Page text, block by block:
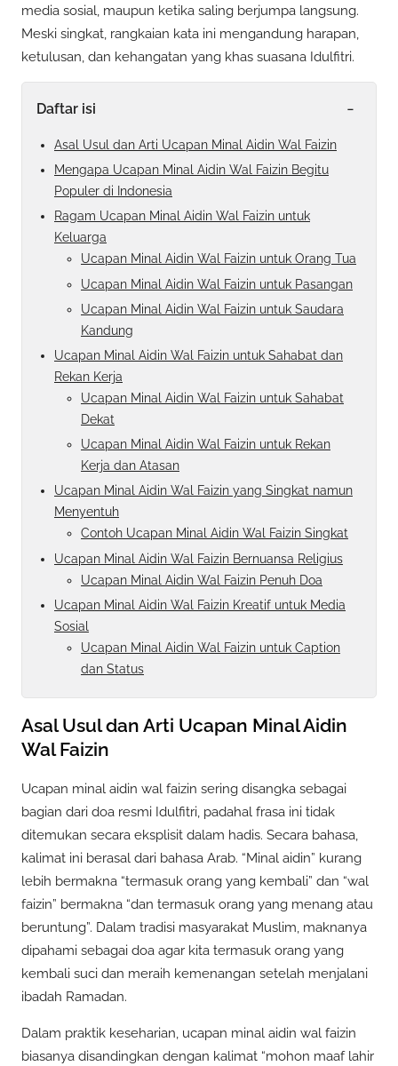
media sosial, maupun ketika saling berjumpa langsung.
Meski singkat, rangkaian kata ini mengandung harapan,
ketulusan, dan kehangatan yang khas suasana Idulfitri.
Daftar isi -
Asal Usul dan Arti Ucapan Minal Aidin Wal Faizin
Mengapa Ucapan Minal Aidin Wal Faizin Begitu
Populer di Indonesia
Ragam Ucapan Minal Aidin Wal Faizin untuk
Keluarga
Ucapan Minal Aidin Wal Faizin untuk Orang Tua
Ucapan Minal Aidin Wal Faizin untuk Pasangan
Ucapan Minal Aidin Wal Faizin untuk Saudara
Kandung
Ucapan Minal Aidin Wal Faizin untuk Sahabat dan
Rekan Kerja
Ucapan Minal Aidin Wal Faizin untuk Sahabat
Dekat
Ucapan Minal Aidin Wal Faizin untuk Rekan
Kerja dan Atasan
Ucapan Minal Aidin Wal Faizin yang Singkat namun
Menyentuh
Contoh Ucapan Minal Aidin Wal Faizin Singkat
Ucapan Minal Aidin Wal Faizin Bernuansa Religius
Ucapan Minal Aidin Wal Faizin Penuh Doa
Ucapan Minal Aidin Wal Faizin Kreatif untuk Media
Sosial
Ucapan Minal Aidin Wal Faizin untuk Caption
dan Status
Asal Usul dan Arti Ucapan Minal Aidin
Wal Faizin
Ucapan minal aidin wal faizin sering disangka sebagai
bagian dari doa resmi Idulfitri, padahal frasa ini tidak
ditemukan secara eksplisit dalam hadis. Secara bahasa,
kalimat ini berasal dari bahasa Arab. “Minal aidin” kurang
lebih bermakna “termasuk orang yang kembali” dan “wal
faizin” bermakna “dan termasuk orang yang menang atau
beruntung”. Dalam tradisi masyarakat Muslim, maknanya
dipahami sebagai doa agar kita termasuk orang yang
kembali suci dan meraih kemenangan setelah menjalani
ibadah Ramadan.
Dalam praktik keseharian, ucapan minal aidin wal faizin
biasanya disandingkan dengan kalimat “mohon maaf lahir